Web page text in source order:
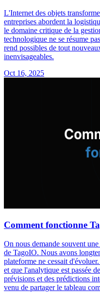
L'Internet des objets
entreprises abordent la
le domaine critique de la
technologique ne se résume
rend possibles de tout
inenvisageables.
Oct 16, 2025
Comment fonctionne
On nous demande souvent
de TagoIO. Nous avons
plateforme ne cessait
et que l'analytique est passée
prévisions et des prédictions
venu de partager le tableau